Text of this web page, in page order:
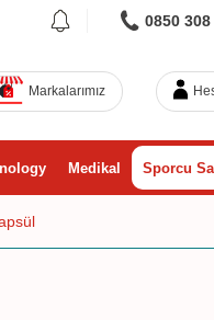
0850
Markalarımız
Medikal Sporcu